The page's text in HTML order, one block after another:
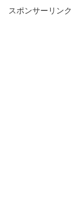
スポンサーリンク